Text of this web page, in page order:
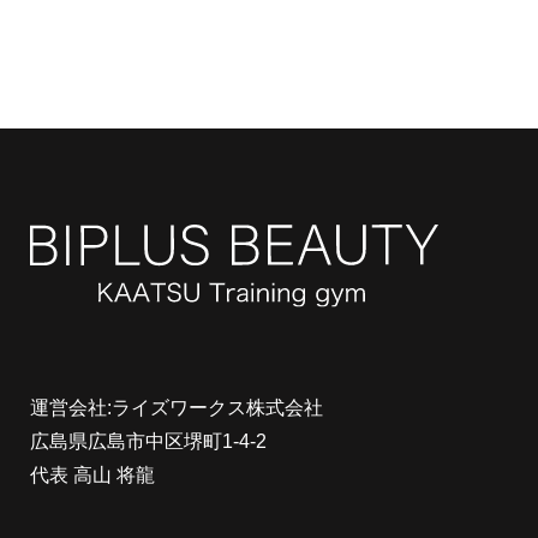
運営会社:ライズワークス株式会社
広島県広島市中区堺町1-4-2
代表 高山 将龍